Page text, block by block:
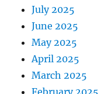
July 2025
June 2025
May 2025
April 2025
March 2025